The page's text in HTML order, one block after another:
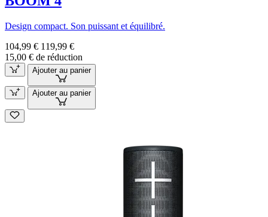
Design compact. Son puissant et équilibré.
104,99 € 119,99 €
15,00 € de réduction
Ajouter au panier
Ajouter au panier